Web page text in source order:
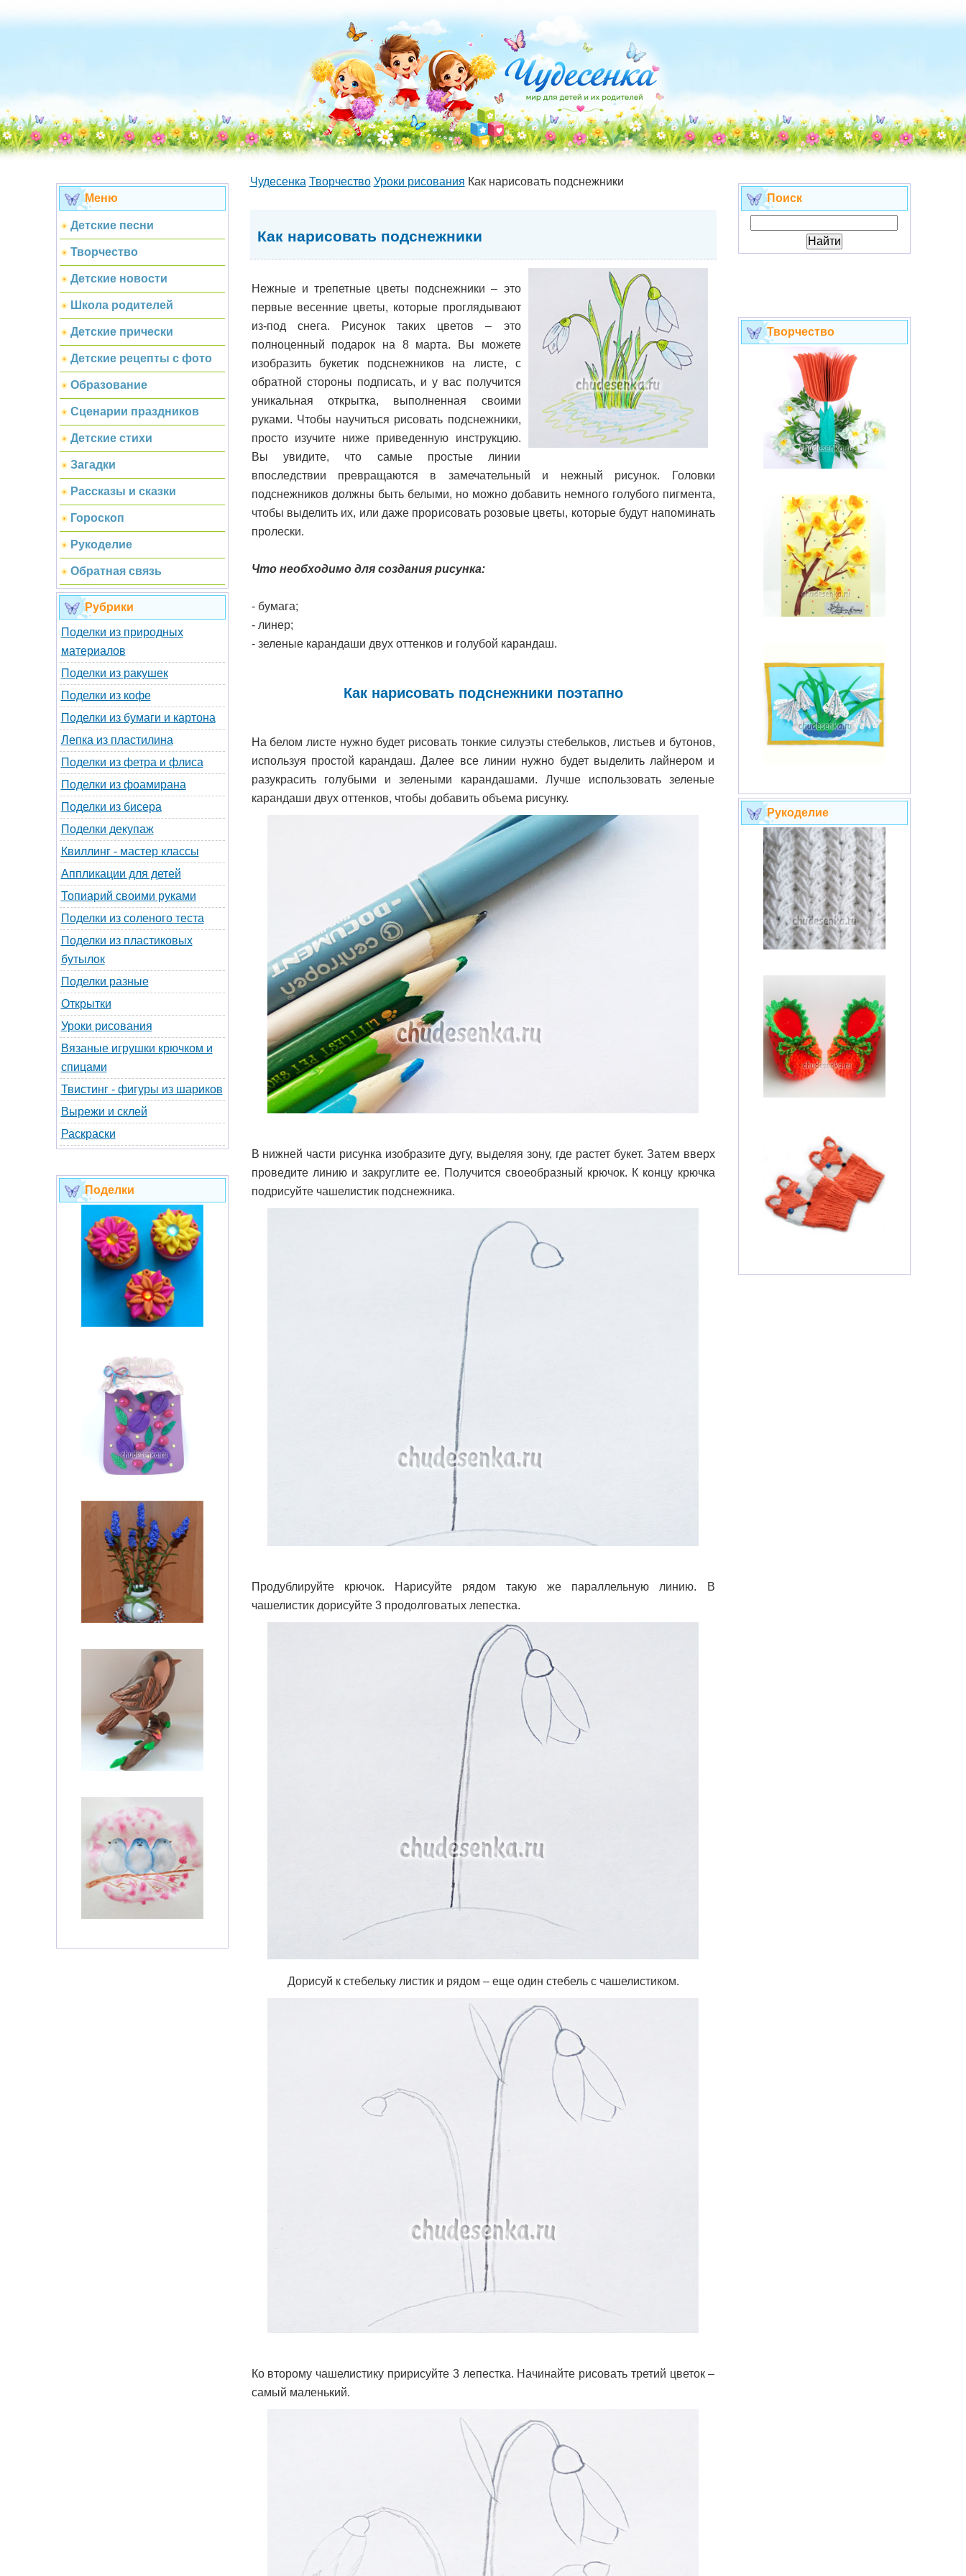
Меню
Детские песни
Творчество
Детские новости
Школа родителей
Детские прически
Детские рецепты с фото
Образование
Сценарии праздников
Детские стихи
Загадки
Рассказы и сказки
Гороскоп
Рукоделие
Обратная связь
Рубрики
Поделки из природных
материалов
Поделки из ракушек
Поделки из кофе
Поделки из бумаги и картона
Лепка из пластилина
Поделки из фетра и флиса
Поделки из фоамирана
Поделки из бисера
Поделки декупаж
Квиллинг - мастер классы
Аппликации для детей
Топиарий своими руками
Поделки из соленого теста
Поделки из пластиковых
бутылок
Поделки разные
Открытки
Уроки рисования
Вязаные игрушки крючком и
спицами
Твистинг - фигуры из шариков
Вырежи и склей
Раскраски
Поделки
Чудесенка Творчество Уроки рисования Как нарисовать подснежники
Как нарисовать подснежники
Нежные и трепетные цветы подснежники – это
первые весенние цветы, которые проглядывают
из-под снега. Рисунок таких цветов – это
полноценный подарок на 8 марта. Вы можете
изобразить букетик подснежников на листе, с
обратной стороны подписать, и у вас получится
уникальная открытка, выполненная своими
руками. Чтобы научиться рисовать подснежники,
просто изучите ниже приведенную инструкцию.
Вы увидите, что самые простые линии
впоследствии превращаются в замечательный и нежный рисунок. Головки
подснежников должны быть белыми, но можно добавить немного голубого пигмента,
чтобы выделить их, или даже прорисовать розовые цветы, которые будут напоминать
пролески.
Что необходимо для создания рисунка:
- бумага;
- линер;
- зеленые карандаши двух оттенков и голубой карандаш.
Как нарисовать подснежники поэтапно
На белом листе нужно будет рисовать тонкие силуэты стебельков, листьев и бутонов,
используя простой карандаш. Далее все линии нужно будет выделить лайнером и
разукрасить голубыми и зелеными карандашами. Лучше использовать зеленые
карандаши двух оттенков, чтобы добавить объема рисунку.
В нижней части рисунка изобразите дугу, выделяя зону, где растет букет. Затем вверх
проведите линию и закруглите ее. Получится своеобразный крючок. К концу крючка
подрисуйте чашелистик подснежника.
Продублируйте крючок. Нарисуйте рядом такую же параллельную линию. В
чашелистик дорисуйте 3 продолговатых лепестка.
Дорисуй к стебельку листик и рядом – еще один стебель с чашелистиком.
Ко второму чашелистику пририсуйте 3 лепестка. Начинайте рисовать третий цветок –
самый маленький.
Поиск
Творчество
Рукоделие